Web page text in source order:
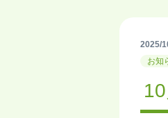
2025/
お知